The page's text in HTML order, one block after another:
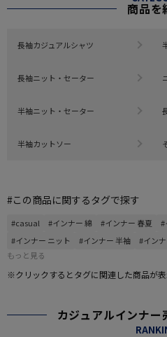
商品を
長袖カジュアルシャツ
長袖ニット・セーター
半袖ニット・セーター
半袖カットソー
#この商品に関するタグで探す
#casual #インナー 綿 #インナー 春夏
#
#インナー ニット
#インナー 半袖 #イン
もっと見る
※クリックするとタグに関連した商品が表
カジュアルインナ